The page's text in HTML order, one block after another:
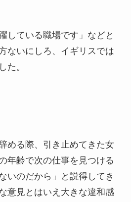
している職場です」などと
ないにしろ、イギリスでは
た。
める際、引き止めてきた女
年齢で次の仕事を見つける
いのだから」と説得してき
意見とはいえ大きな違和感